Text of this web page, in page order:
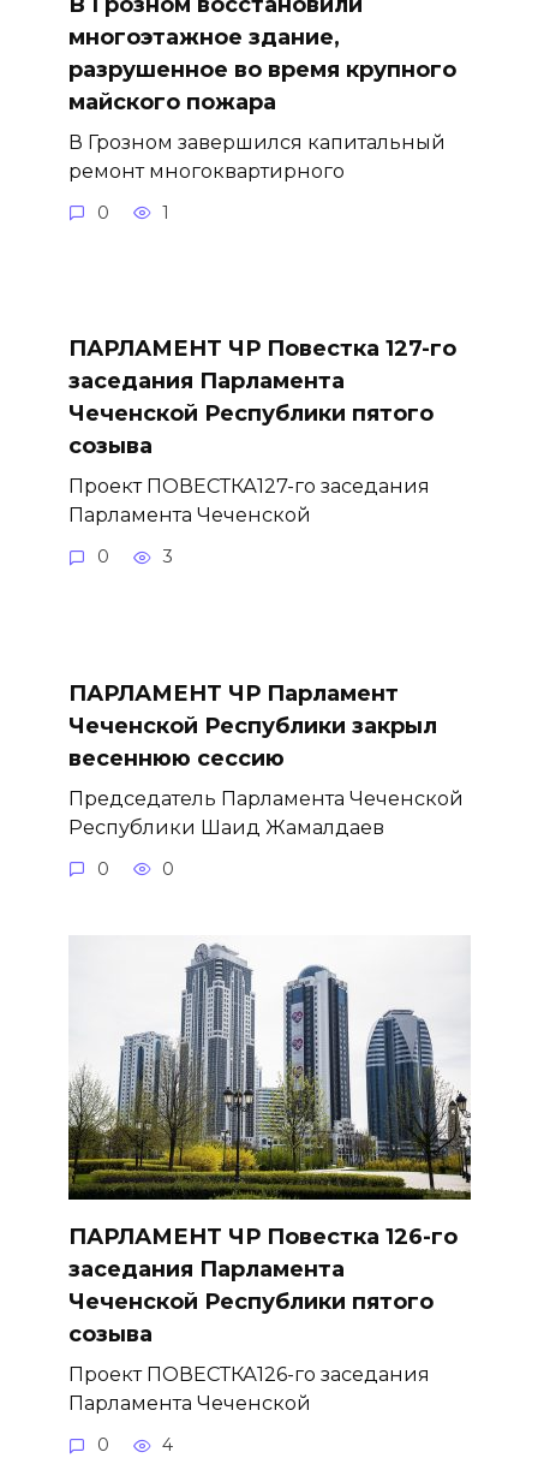
многоэтажное здание,
разрушенное во время крупного
майского пожара
В Грозном завершился капитальный
ремонт многоквартирного
0 1
ПАРЛАМЕНТ ЧР Повестка 127-го
заседания Парламента
Чеченской Республики пятого
созыва
Проект ПОВЕСТКА127-го заседания
Парламента Чеченской
0 3
ПАРЛАМЕНТ ЧР Парламент
Чеченской Республики закрыл
весеннюю сессию
Председатель Парламента Чеченской
Республики Шаид Жамалдаев
0 0
ПАРЛАМЕНТ ЧР Повестка 126-го
заседания Парламента
Чеченской Республики пятого
созыва
Проект ПОВЕСТКА126-го заседания
Парламента Чеченской
0 4